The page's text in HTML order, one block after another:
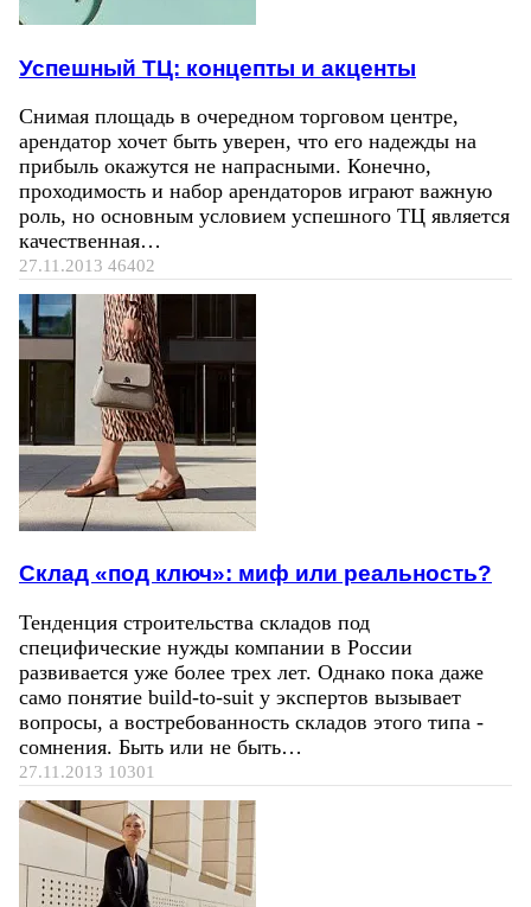
Успешный ТЦ: концепты и акценты
Снимая площадь в очередном торговом центре,
арендатор хочет быть уверен, что его надежды на
прибыль окажутся не напрасными. Конечно,
проходимость и набор арендаторов играют важную
роль, но основным условием успешного ТЦ является
качественная…
27.11.2013 46402
Склад «под ключ»: миф или реальность?
Тенденция строительства складов под
специфические нужды компании в России
развивается уже более трех лет. Однако пока даже
само понятие build-to-suit у экспертов вызывает
вопросы, а востребованность складов этого типа -
сомнения. Быть или не быть…
27.11.2013 10301